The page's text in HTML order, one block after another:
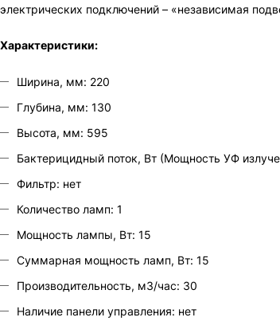
электрических подключений – «независимая
Характеристики:
Ширина, мм: 220
Глубина, мм: 130
Высота, мм: 595
Бактерицидный поток, Вт (Мощность УФ
Фильтр: нет
Количество ламп: 1
Мощность лампы, Вт: 15
Суммарная мощность ламп, Вт: 15
Производительность, м3/час: 30
Наличие панели управления: нет